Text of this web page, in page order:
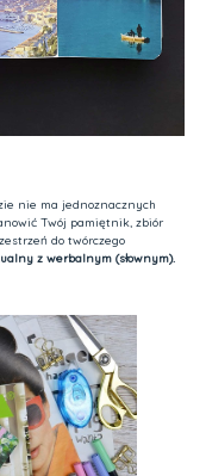
nie ma jednoznacznych
Twój pamiętnik, zbiór
do twórczego
z werbalnym (słownym).